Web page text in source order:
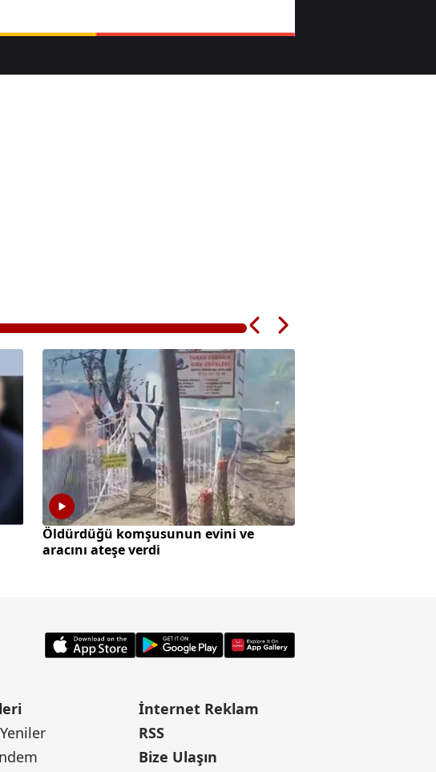
Öldürdüğü komşusunun evini ve
aracını ateşe verdi
İnternet Reklam
RSS
Bize Ulaşın